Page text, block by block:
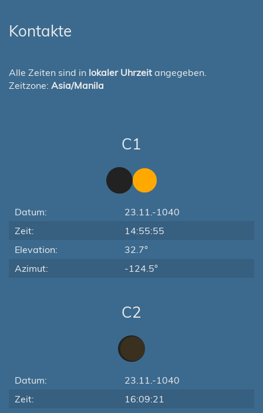
Kontakte
Alle Zeiten sind in lokaler Uhrzeit angegeben.
Zeitzone: Asia/Manila
C1
Datum:
23.11.-1040
Zeit:
14:55:55
Elevation:
32.7°
Azimut:
-124.5°
C2
Datum:
23.11.-1040
Zeit:
16:09:21